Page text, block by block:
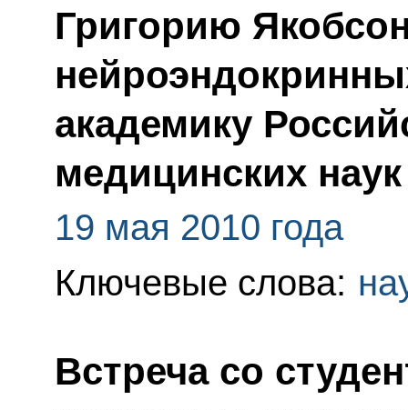
Григорию
академику
медицинских наук
19 мая 2010 года
Ключевые слова:
Встреча со